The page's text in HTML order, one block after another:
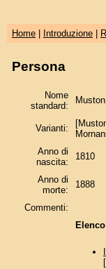
Home| Introduzione|
Persona
Nome
standard:
Varianti:
Anno di
nascita:
1810
Anno di
morte:
1888
Commenti: